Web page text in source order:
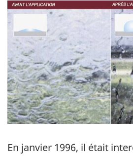
Image
En janvier 1996, il était